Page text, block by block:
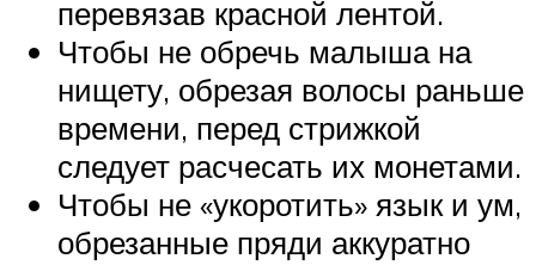
перевязав красной лентой.
Чтобы не обречь малыша на
нищету, обрезая волосы раньше
времени, перед стрижкой
следует расчесать их монетами.
Чтобы не «укоротить» язык и ум,
обрезанные пряди аккуратно